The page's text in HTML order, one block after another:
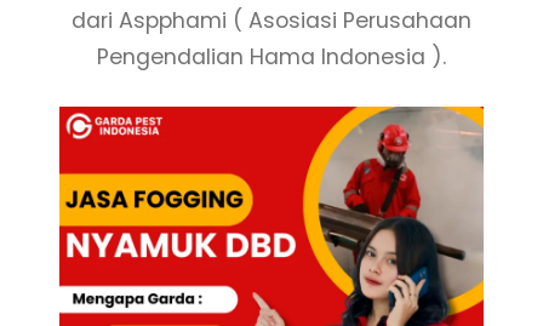
dari Aspphami ( Asosiasi Perusahaan
Pengendalian Hama Indonesia ).